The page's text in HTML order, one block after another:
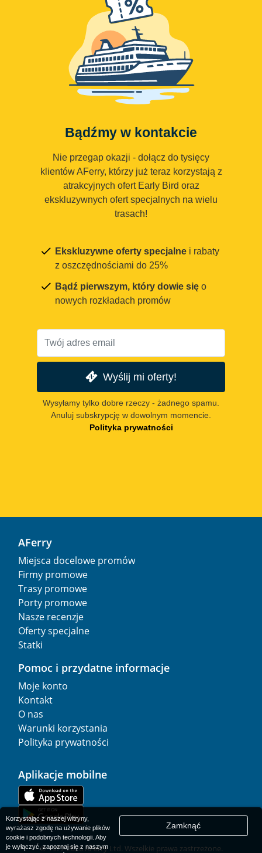
Bądźmy w kontakcie
Nie przegap okazji - dołącz do tysięcy
klientów AFerry, którzy już teraz korzystają z
atrakcyjnych ofert Early Bird oraz
ekskluzywnych ofert specjalnych na wielu
trasach!
Ekskluzywne oferty specjalne i rabaty
z oszczędnościami do 25%
Bądź pierwszym, który dowie się o
nowych rozkładach promów
Wyślij mi oferty!
Wysyłamy tylko dobre rzeczy - żadnego spamu.
Anuluj subskrypcję w dowolnym momencie.
Polityka prywatności
AFerry
Miejsca docelowe promów
Firmy promowe
Trasy promowe
Porty promowe
Nasze recenzje
Oferty specjalne
Statki
Pomoc i przydatne informacje
Moje konto
Kontakt
O nas
Warunki korzystania
Polityka prywatności
Aplikacje mobilne
© 1977-2026AFerry Ltd. Wszelkie prawa zastrzeżone.
Korzystając z naszej witryny,
wyrażasz zgodę na używanie plików
cookie i podobnych technologii. Aby
je wyłączyć, zapoznaj się z naszym
Zamknąć